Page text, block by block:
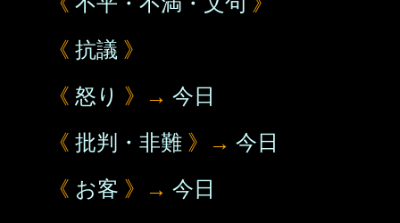
《 抗議 》
《 怒り 》→ 今日
《 批判・非難 》→ 今日
《 お客 》→ 今日